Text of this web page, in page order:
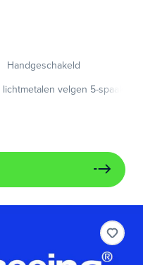
Handgeschakeld
lichtmetalen velgen 5-spaaks